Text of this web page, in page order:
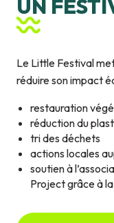
UN
Le Little Festival
réduire son impact
restauration
réduction du
tri des déchets
actions locales
soutien à
Project grâce à